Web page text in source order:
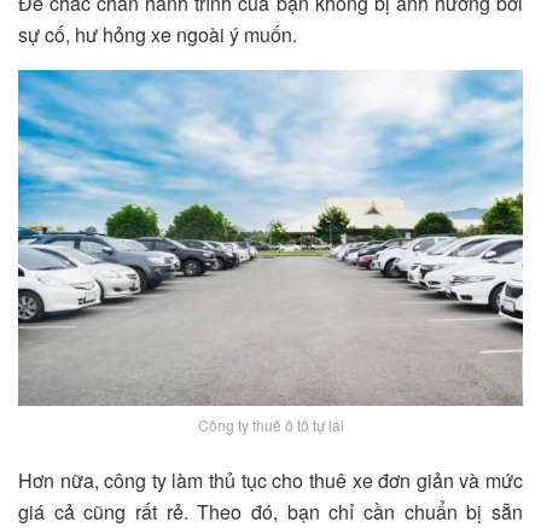
sự cố, hư hỏng xe ngoài ý muốn.
Công ty thuê ô tô tự lái
Hơn nữa, công ty làm thủ tục cho thuê xe đơn giản và mức
giá cả cũng rất rẻ. Theo đó, bạn chỉ cần chuẩn bị sẵn